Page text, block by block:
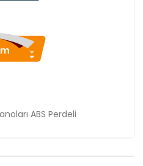
ABS Perdeli